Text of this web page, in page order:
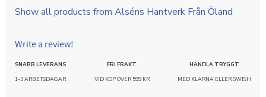
Show all products from Alséns Hantverk Från Öland
Write a review!
SNABB LEVERANS
1-3 ARBETSDAGAR
FRI FRAKT
VID KÖP ÖVER 599 KR
HANDLA TRYGGT
MED KLARNA ELLER SWISH